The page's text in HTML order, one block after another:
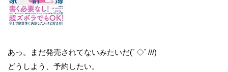
あっ。まだ発売されてないみたいだ(ﾟ◇ﾟ///)
どうしよう、予約したい。